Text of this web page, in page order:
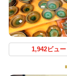
1,942ビュー